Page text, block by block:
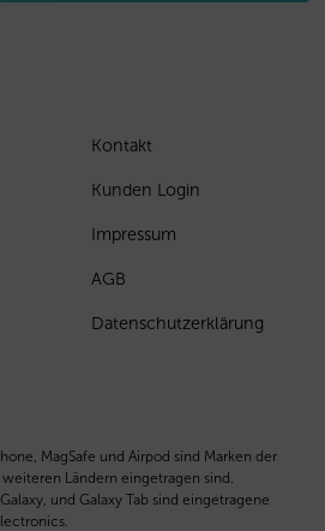
Kontakt
Kunden Login
Impressum
AGB
Datenschutzerklärung
MagSafe und Airpod sind Marken der
Ländern eingetragen sind.
und Galaxy Tab sind eingetragene